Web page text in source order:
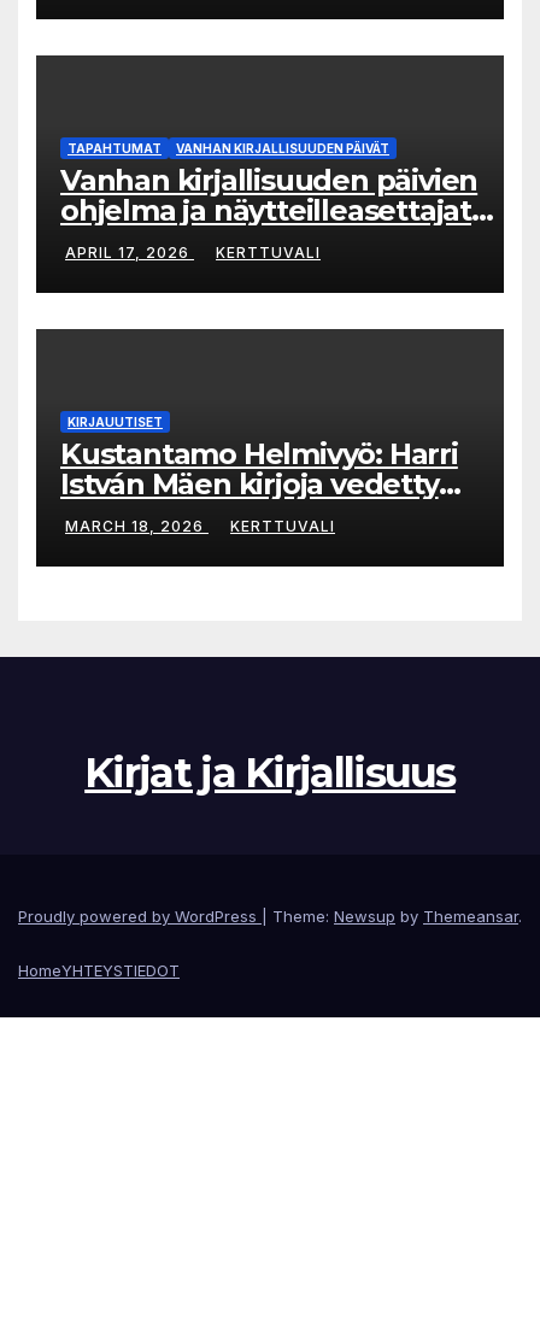
TAPAHTUMAT VANHAN KIRJALLISUUDEN PÄIVÄT
Vanhan kirjallisuuden päivien
ohjelma ja näytteilleasettajat
julkistettu
APRIL 17, 2026 KERTTUVALI
KIRJAUUTISET
Kustantamo Helmivyö: Harri
István Mäen kirjoja vedetty
myynnistä
MARCH 18, 2026 KERTTUVALI
Kirjat ja Kirjallisuus
Proudly powered by WordPress Theme: Newsup by Themeansar.
HomeYHTEYSTIEDOT